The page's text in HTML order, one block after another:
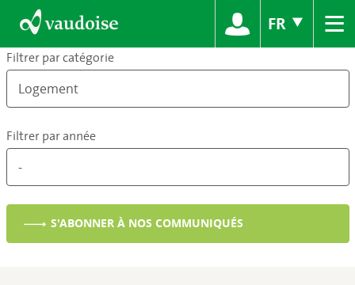
FR ≡
Filtrer par catégorie
Filtrer par année
S'ABONNER À NOS COMMUNIQUÉS